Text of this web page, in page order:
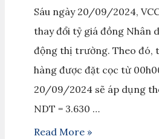
Sáu ngày 20/09/2024,
thay đổi tỷ giá đồng Nhân
động thị trường. Theo đó,
hàng được đặt cọc từ
20/09/2024 sẽ áp dụng
NDT = 3.630 …
Read More »